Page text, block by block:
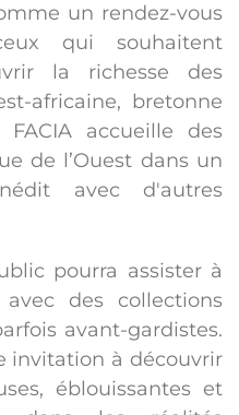
un rendez-vous
qui souhaitent
la richesse des
africaine, bretonne
accueille des
de l’Ouest dans un
avec d'autres
pourra assister à
des collections
avant-gardistes.
invitation à découvrir
éblouissantes et